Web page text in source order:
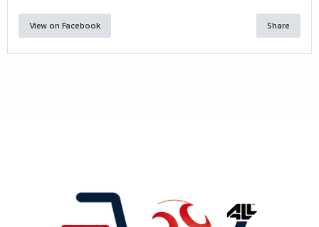
View on Facebook Share